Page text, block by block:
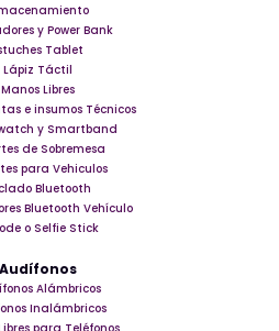
y Power Bank
Tablet
Lápiz Táctil
Manos Libres
e insumos Técnicos
y Smartband
de Sobremesa
para Vehiculos
Bluetooth
Bluetooth Vehículo
o Selfie Stick
Audífonos
Alámbricos
Inalámbricos